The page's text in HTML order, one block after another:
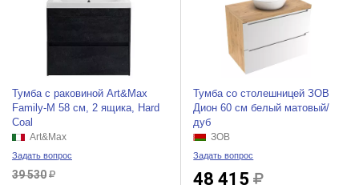
Тумба с раковиной Art&Max
Family-M 58 см, 2 ящика, Hard
Coal
Art&Max
Задать вопрос
39 530
Тумба со столешницей ЗОВ
Дион 60 см белый матовый/
дуб
ЗОВ
Задать вопрос
48 415